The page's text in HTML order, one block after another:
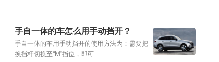
手自一体的车怎么用手动挡开？
手自一体的车用手动挡开的使用方法为：需要把
换挡杆切换至“M”挡位，即可...